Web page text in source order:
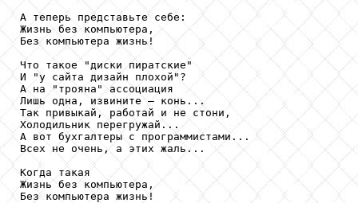
А теперь представьте себе:
Жизнь без компьютера,
Без компьютера жизнь!
Что такое "диски пиратские"
И "у сайта дизайн плохой"?
А на "трояна" ассоциация
Лишь одна, извините – конь...
Так привыкай, работай и не стони,
Холодильник перегружай...
А вот бухгалтеры с программистами...
Всех не очень, а этих жаль...
Когда такая
Жизнь без компьютера,
Без компьютера жизнь!